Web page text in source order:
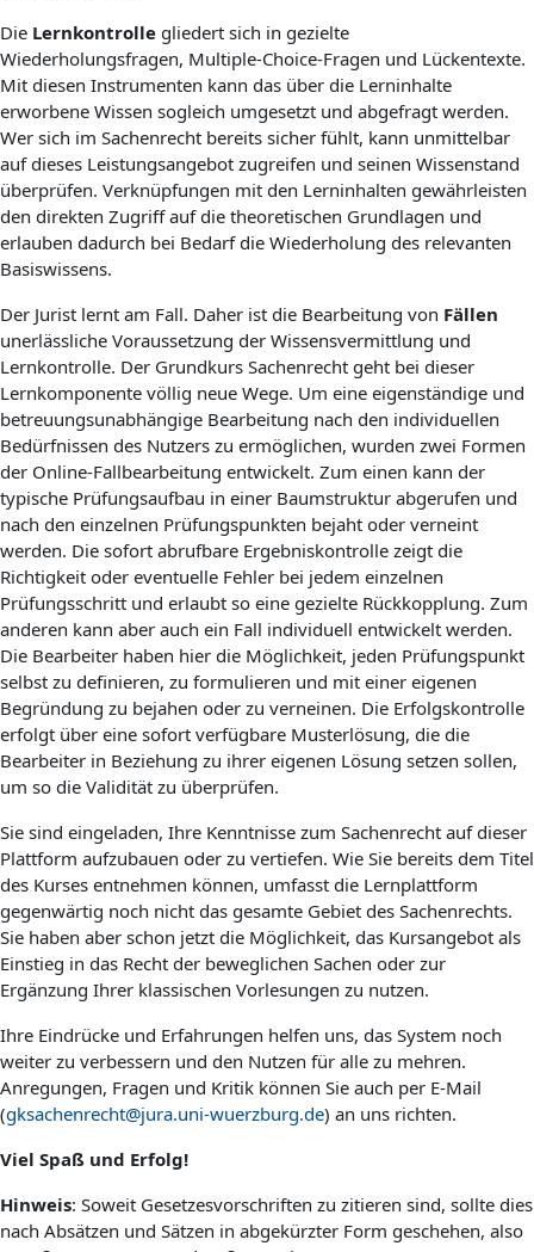
Die Lernkontrolle gliedert sich in gezielte
Wiederholungsfragen, Multiple-Choice-Fragen und Lückentexte.
Mit diesen Instrumenten kann das über die Lerninhalte
erworbene Wissen sogleich umgesetzt und abgefragt werden.
Wer sich im Sachenrecht bereits sicher fühlt, kann unmittelbar
auf dieses Leistungsangebot zugreifen und seinen Wissenstand
überprüfen. Verknüpfungen mit den Lerninhalten gewährleisten
den direkten Zugriff auf die theoretischen Grundlagen und
erlauben dadurch bei Bedarf die Wiederholung des relevanten
Basiswissens.
Der Jurist lernt am Fall. Daher ist die Bearbeitung von Fällen
unerlässliche Voraussetzung der Wissensvermittlung und
Lernkontrolle. Der Grundkurs Sachenrecht geht bei dieser
Lernkomponente völlig neue Wege. Um eine eigenständige und
betreuungsunabhängige Bearbeitung nach den individuellen
Bedürfnissen des Nutzers zu ermöglichen, wurden zwei Formen
der Online-Fallbearbeitung entwickelt. Zum einen kann der
typische Prüfungsaufbau in einer Baumstruktur abgerufen und
nach den einzelnen Prüfungspunkten bejaht oder verneint
werden. Die sofort abrufbare Ergebniskontrolle zeigt die
Richtigkeit oder eventuelle Fehler bei jedem einzelnen
Prüfungsschritt und erlaubt so eine gezielte Rückkopplung. Zum
anderen kann aber auch ein Fall individuell entwickelt werden.
Die Bearbeiter haben hier die Möglichkeit, jeden Prüfungspunkt
selbst zu definieren, zu formulieren und mit einer eigenen
Begründung zu bejahen oder zu verneinen. Die Erfolgskontrolle
erfolgt über eine sofort verfügbare Musterlösung, die die
Bearbeiter in Beziehung zu ihrer eigenen Lösung setzen sollen,
um so die Validität zu überprüfen.
Sie sind eingeladen, Ihre Kenntnisse zum Sachenrecht auf dieser
Plattform aufzubauen oder zu vertiefen. Wie Sie bereits dem Titel
des Kurses entnehmen können, umfasst die Lernplattform
gegenwärtig noch nicht das gesamte Gebiet des Sachenrechts.
Sie haben aber schon jetzt die Möglichkeit, das Kursangebot als
Einstieg in das Recht der beweglichen Sachen oder zur
Ergänzung Ihrer klassischen Vorlesungen zu nutzen.
Ihre Eindrücke und Erfahrungen helfen uns, das System noch
weiter zu verbessern und den Nutzen für alle zu mehren.
Anregungen, Fragen und Kritik können Sie auch per E-Mail
(gksachenrecht@jura.uni-wuerzburg.de) an uns richten.
Viel Spaß und Erfolg!
Hinweis: Soweit Gesetzesvorschriften zu zitieren sind, sollte dies
nach Absätzen und Sätzen in abgekürzter Form geschehen, also